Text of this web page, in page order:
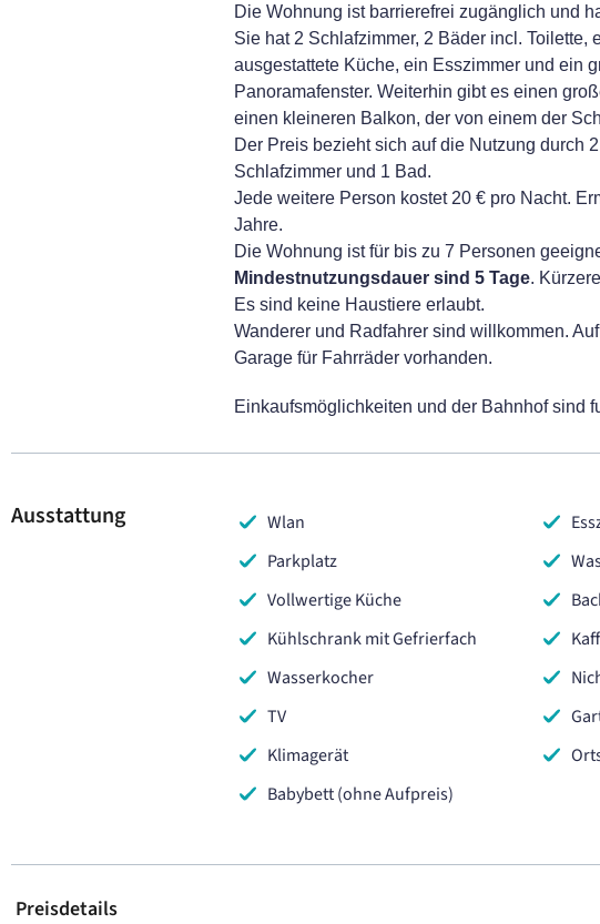
Die Wohnung ist barrierefrei zugänglich und
Sie hat 2 Schlafzimmer, 2 Bäder incl. Toilette,
ausgestattete Küche, ein Esszimmer und ein
Panoramafenster. Weiterhin gibt es einen
einen kleineren Balkon, der von einem der
Der Preis bezieht sich auf die Nutzung durch
Schlafzimmer und 1 Bad.
Jede weitere Person kostet 20 € pro Nacht.
Jahre.
Die Wohnung ist für bis zu 7 Personen
Mindestnutzungsdauer sind 5 Tage.
Es sind keine Haustiere erlaubt.
Wanderer und Radfahrer sind willkommen.
Garage für Fahrräder vorhanden.
Einkaufsmöglichkeiten und der Bahnhof sind
Ausstattung Wlan
Parkplatz
Vollwertige Küche
Kühlschrank mit Gefrierfach
Wasserkocher
TV
Klimagerät
Babybett (ohne Aufpreis)
Preisdetails